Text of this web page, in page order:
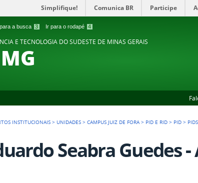
a busca 3 Ir para o rodapé 4
Simplifique! Comunica BR Participe
E TECNOLOGIA DO SUDESTE DE MINAS GERAIS
INSTITUCIONAIS > UNIDADES >CAMPUS JUIZ DE FORA > PID E RID > PID >
Seabra Guedes